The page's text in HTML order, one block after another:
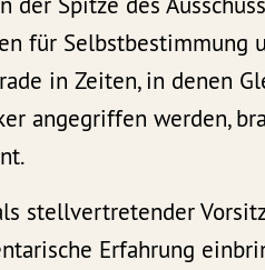
für Selbstbestimmung
in Zeiten, in denen
angegriffen werden,
stellvertretender
Erfahrung